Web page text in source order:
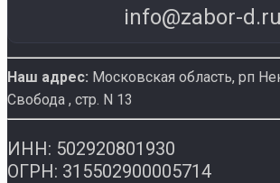
info@zabor-d.ru
Наш адрес: Московская область, рп
Свобода , стр. N 13
ИНН: 502920801930
ОГРН: 315502900005714